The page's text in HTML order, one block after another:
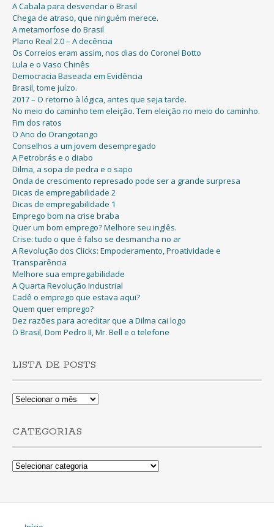
A Cabala para desvendar o Brasil
Chega de atraso, que ninguém merece.
A metamorfose do Brasil
Plano Real 2.0 – A decência
Os Correios eram assim, nos dias do Coronel Botto
Lula e o Vaso Chinês
Democracia Baseada em Evidência
Brasil, tome juízo.
2017 – O retorno à lógica, antes que seja tarde.
No meio do caminho tem eleição. Tem eleição no meio do caminho.
Fim dos ratos
O Ano do Orangotango
Conselhos a um jovem desempregado
A Petrobrás e o diabo
Dilma, a sopa de pedra e o sapo
Onda de crescimento represado pode ser a grande surpresa
Dicas de empregabilidade 2
Dicas de empregabilidade 1
Emprego bom na crise braba
Quer um bom emprego? Melhore seu inglês.
Crise: tudo o que é falso se desmancha no ar
A Revolução dos Clicks: Empoderamento, Proatividade e
Transparência
Melhore sua empregabilidade
A Quarta Revolução Industrial
Cadê o emprego que estava aqui?
Quem quer emprego?
Dez razões para acreditar que a Dilma cai logo
O Brasil, Dom Pedro II, Mr. Bell e o telefone
LISTA DE POSTS
Lista
CATEGORIAS
Categorias